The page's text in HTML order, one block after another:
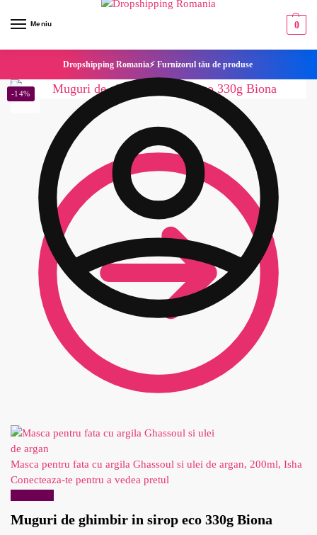
Meniu 0
Dropshipping Romania⚡ Furnizorul tău de produse
Masca pentru fata cu argila Ghassoul si ulei de argan, 200ml, Isha
Conecteaza-te pentru a vedea pretul
Muguri de ghimbir in sirop eco 330g Biona
-14%